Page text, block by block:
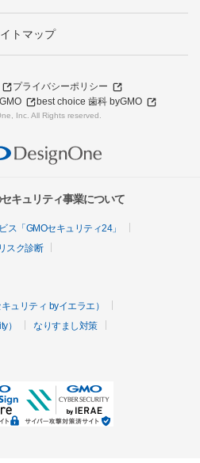
トマップ
プライバシーポリシー
best choice 歯科 byGMO
Inc. All Rights reserved.
キュリティ事業について
「GMOセキュリティ24」
スク診断
ュリティ byイエラエ）
）
なりすまし対策